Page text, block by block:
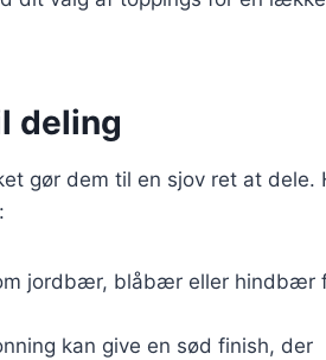
deling
gør dem til en sjov ret at dele.
jordbær, blåbær eller hindbær
kan give en sød finish, der